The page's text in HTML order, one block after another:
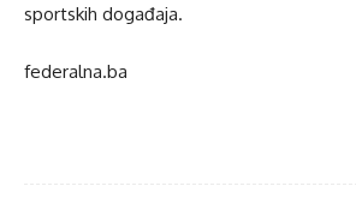
sportskih događaja.
federalna.ba